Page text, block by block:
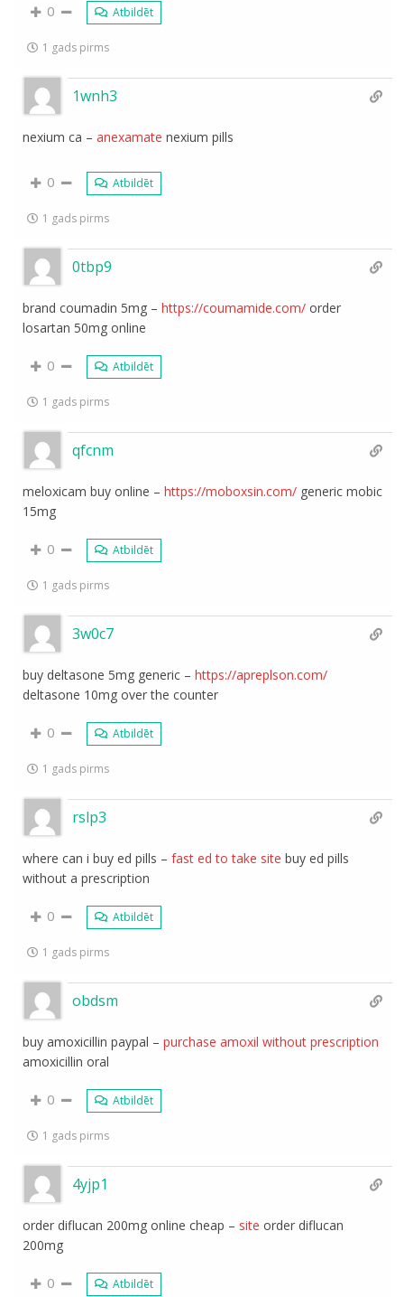
0 Atbildēt
1 gads pirms
1wnh3
nexium ca –anexamate nexium pills
0 Atbildēt
1 gads pirms
0tbp9
brand coumadin 5mg –https://coumamide.com/ order
losartan 50mg online
0 Atbildēt
1 gads pirms
qfcnm
meloxicam buy online –https://moboxsin.com/ generic mobic
15mg
0 Atbildēt
1 gads pirms
3w0c7
buy deltasone 5mg generic –https://apreplson.com/
deltasone 10mg over the counter
0 Atbildēt
1 gads pirms
rslp3
where can i buy ed pills –fast ed to take site buy ed pills
without a prescription
0 Atbildēt
1 gads pirms
obdsm
buy amoxicillin paypal –purchase amoxil without prescription
amoxicillin oral
0 Atbildēt
1 gads pirms
4yjp1
order diflucan 200mg online cheap – site order diflucan
200mg
0 Atbildēt